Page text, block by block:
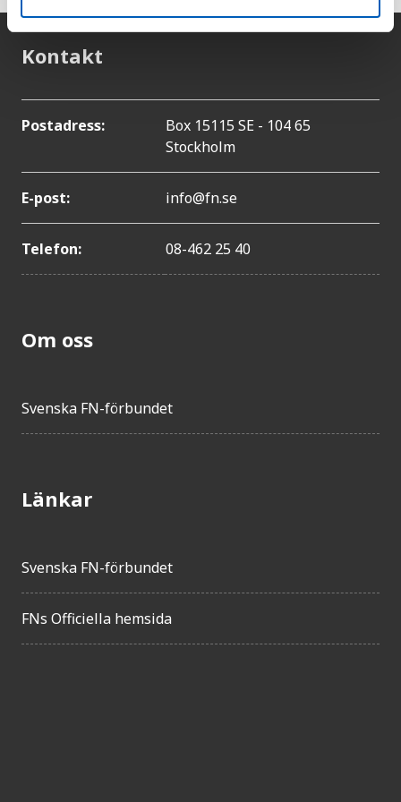
Kontakt
Postadress:
Box 15115 SE - 104 65
Stockholm
E-post: info@fn.se
Telefon: 08-462 25 40
Om oss
Svenska FN-förbundet
Länkar
Svenska FN-förbundet
FNs Officiella hemsida